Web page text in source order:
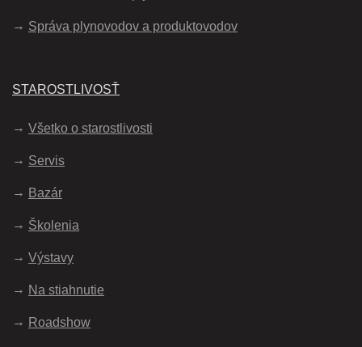
Správa plynovodov a produktovodov
STAROSTLIVOSŤ
Všetko o starostlivosti
Servis
Bazár
Školenia
Výstavy
Na stiahnutie
Roadshow